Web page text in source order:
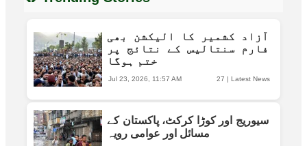
آزاد کشمیر کا الیکشن بھی
فارم سنتالیس کے نتائج پر
ختم ہوگا
27 | Latest News
Jul 23, 2026, 11:57 AM
سیوریج اور کوڑا کرکٹ، پاکستان کے
مسائل اور عوامی رویہ